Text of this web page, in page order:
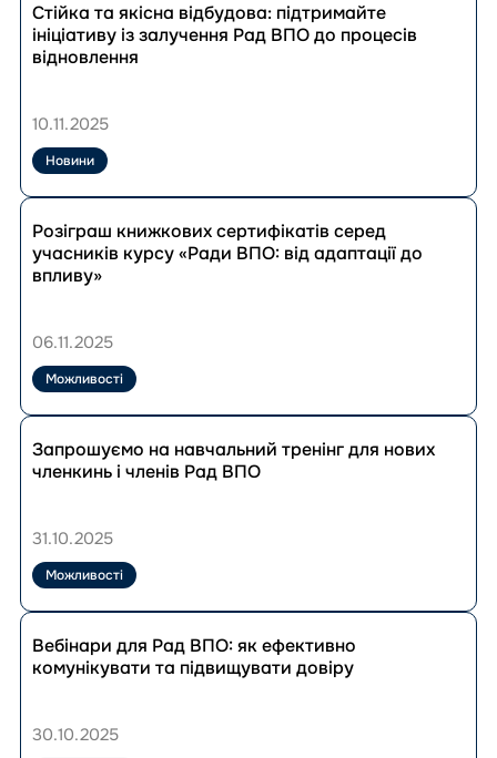
Новини
Новини законодавства
Дніпропетровська область
Донецька область
Закарпатська область
Запорізька область
Івано-Франківська область
Київська область
Кіровоградська область
Львівська область
Миколаївська область
Полтавська область
Рівненська область
Харківська область
Черкаська область
Чернівецька область
до
публікації
Стійка
відбудова:
підтримайте
ініціативу
залучення
Рад
ВПО
до
процесів
Стійка та якісна відбудова: підтримайте
ініціативу із залучення Рад ВПО до процесів
відновлення
10.11.2025
Новини
Перейти
до
публікації
Розіграш
книжкових
серед
учасників
курсу
«Ради
ВПО:
від
адаптації
до
Розіграш книжкових сертифікатів серед
учасників курсу «Ради ВПО: від адаптації до
впливу»
06.11.2025
Можливості
Перейти
до
публікації
навчальний
для
нових
членкинь
членів
Рад
Запрошуємо на навчальний тренінг для нових
членкинь і членів Рад ВПО
31.10.2025
Можливості
Перейти
до
публікації
Вебінари
Рад
Вебінари для Рад ВПО: як ефективно
комунікувати та підвищувати довіру
30.10.2025